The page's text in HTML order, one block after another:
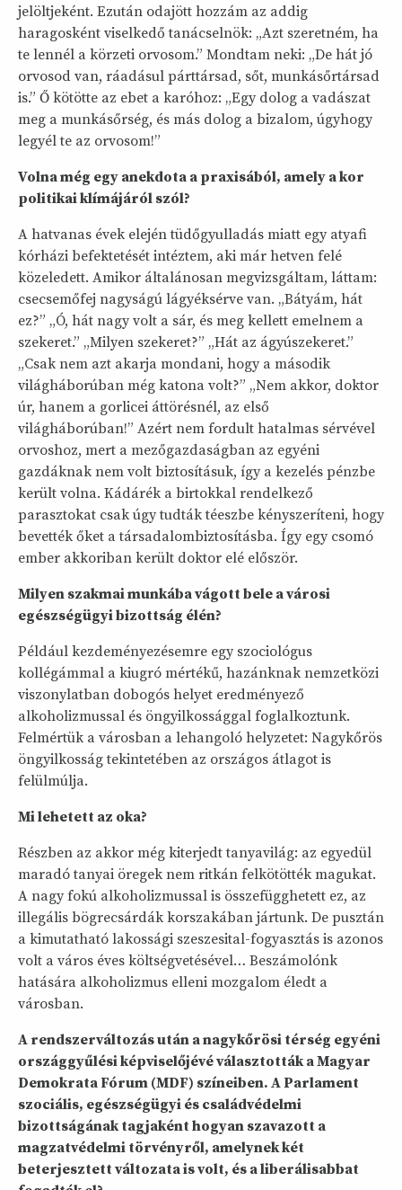
jelöltjeként. Ezután odajött hozzám az addig
haragosként viselkedő tanácselnök: „Azt szeretném, ha
te lennél a körzeti orvosom.” Mondtam neki: „De hát jó
orvosod van, ráadásul párttársad, sőt, munkásőrtársad
is.” Ő kötötte az ebet a karóhoz: „Egy dolog a vadászat
meg a munkásőrség, és más dolog a bizalom, úgyhogy
legyél te az orvosom!”
Volna még egy anekdota a praxisából, amely a kor
politikai klímájáról szól?
A hatvanas évek elején tüdőgyulladás miatt egy atyafi
kórházi befektetését intéztem, aki már hetven felé
közeledett. Amikor általánosan megvizsgáltam, láttam:
csecsemőfej nagyságú lágyéksérve van. „Bátyám, hát
ez?” „Ó, hát nagy volt a sár, és meg kellett emelnem a
szekeret.” „Milyen szekeret?” „Hát az ágyúszekeret.”
„Csak nem azt akarja mondani, hogy a második
világháborúban még katona volt?” „Nem akkor, doktor
úr, hanem a gorlicei áttörésnél, az első
világháborúban!” Azért nem fordult hatalmas sérvével
orvoshoz, mert a mezőgazdaságban az egyéni
gazdáknak nem volt biztosításuk, így a kezelés pénzbe
került volna. Kádárék a birtokkal rendelkező
parasztokat csak úgy tudták téeszbe kényszeríteni, hogy
bevették őket a társadalombiztosításba. Így egy csomó
ember akkoriban került doktor elé először.
Milyen szakmai munkába vágott bele a városi
egészségügyi bizottság élén?
Például kezdeményezésemre egy szociológus
kollégámmal a kiugró mértékű, hazánknak nemzetközi
viszonylatban dobogós helyet eredményező
alkoholizmussal és öngyilkossággal foglalkoztunk.
Felmértük a városban a lehangoló helyzetet: Nagykőrös
öngyilkosság tekintetében az országos átlagot is
felülmúlja.
Mi lehetett az oka?
Részben az akkor még kiterjedt tanyavilág: az egyedül
maradó tanyai öregek nem ritkán felkötötték magukat.
A nagy fokú alkoholizmussal is összefügghetett ez, az
illegális bögrecsárdák korszakában jártunk. De pusztán
a kimutatható lakossági szeszesital-fogyasztás is azonos
volt a város éves költségvetésével… Beszámolónk
hatására alkoholizmus elleni mozgalom éledt a
városban.
A rendszerváltozás után a nagykőrösi térség egyéni
országgyűlési képviselőjévé választották a Magyar
Demokrata Fórum (MDF) színeiben. A Parlament
szociális, egészségügyi és családvédelmi
bizottságának tagjaként hogyan szavazott a
magzatvédelmi törvényről, amelynek két
beterjesztett változata is volt, és a liberálisabbat